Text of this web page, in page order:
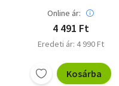
egészségi
állapotunkra
Online ár:
4 491 Ft
Eredeti ár: 4 990 Ft
Kosárba